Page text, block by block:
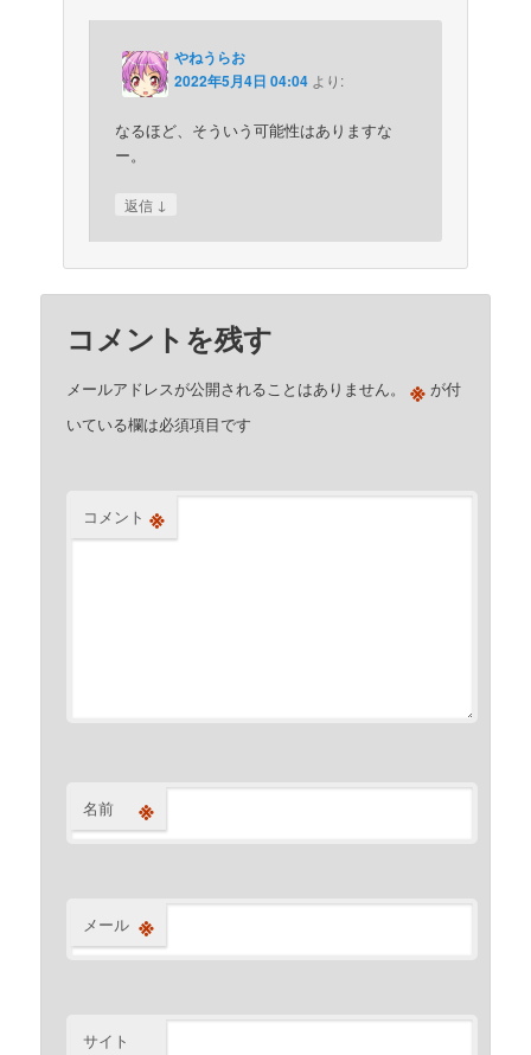
やねうらお
2022年5月4日 04:04 より:
なるほど、そういう可能性はありますな
ー。
返信 ↓
コメントを残す
メールアドレスが公開されることはありません。 ※ が付
いている欄は必須項目です
コメント ※
名前 ※
メール ※
サイト